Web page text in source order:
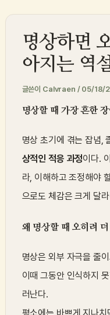
명상하면
아지는 역
글쓴이 Calvraen / 05/18/
명상할 때 가장 흔한
명상 초기에 겪는 잡념,
상적인 적응 과정이다.
라, 이해하고 조정해야
으로도 체감은 크게 달
왜 명상할 때 오히려
명상은 외부 자극을 줄
이때 그동안 인식하지
러난다.
평소에는 바쁘게 지나